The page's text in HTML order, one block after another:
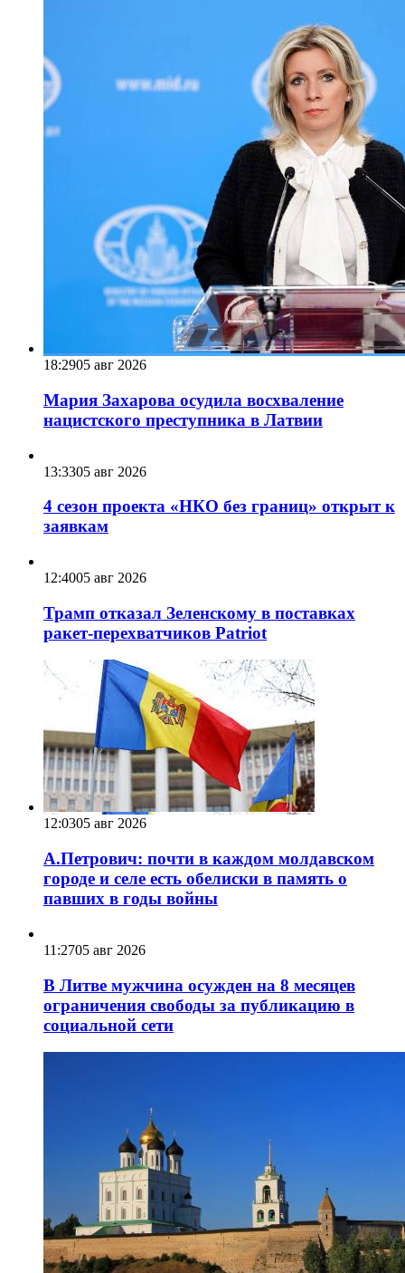
18:2905 авг 2026
Мария Захарова осудила восхваление
нацистского преступника в Латвии
13:3305 авг 2026
4 сезон проекта «НКО без границ» открыт к
заявкам
12:4005 авг 2026
Трамп отказал Зеленскому в поставках
ракет-перехватчиков Patriot
12:0305 авг 2026
А.Петрович: почти в каждом молдавском
городе и селе есть обелиски в память о
павших в годы войны
11:2705 авг 2026
В Литве мужчина осужден на 8 месяцев
ограничения свободы за публикацию в
социальной сети